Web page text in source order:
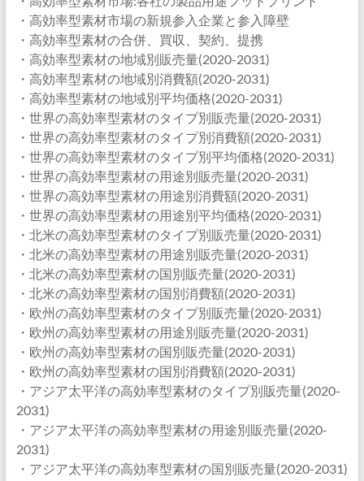
・高効率型素材市場の新規参入企業と参入障壁
・高効率型素材の合併、買収、契約、提携
・高効率型素材の地域別販売量(2020-2031)
・高効率型素材の地域別消費額(2020-2031)
・高効率型素材の地域別平均価格(2020-2031)
・世界の高効率型素材のタイプ別販売量(2020-2031)
・世界の高効率型素材のタイプ別消費額(2020-2031)
・世界の高効率型素材のタイプ別平均価格(2020-2031)
・世界の高効率型素材の用途別販売量(2020-2031)
・世界の高効率型素材の用途別消費額(2020-2031)
・世界の高効率型素材の用途別平均価格(2020-2031)
・北米の高効率型素材のタイプ別販売量(2020-2031)
・北米の高効率型素材の用途別販売量(2020-2031)
・北米の高効率型素材の国別販売量(2020-2031)
・北米の高効率型素材の国別消費額(2020-2031)
・欧州の高効率型素材のタイプ別販売量(2020-2031)
・欧州の高効率型素材の用途別販売量(2020-2031)
・欧州の高効率型素材の国別販売量(2020-2031)
・欧州の高効率型素材の国別消費額(2020-2031)
・アジア太平洋の高効率型素材のタイプ別販売量(2020-
2031)
・アジア太平洋の高効率型素材の用途別販売量(2020-
2031)
・アジア太平洋の高効率型素材の国別販売量(2020-2031)